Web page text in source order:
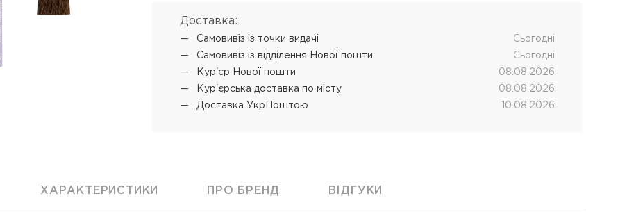
обличчя
L'ANZA Ultimate Treatment
SHOT PRODIGY REPAIR
кератинове відновлення
SHOT BI POWER миттєве
LANZA кислотна завивка
Доставка:
Самовивіз iз точки видачі
Cьогодні
Самовивіз iз відділення Нової пошти
Cьогодні
Кур'єр Нової пошти
08.08.2026
Кур'єрська доставка по місту
08.08.2026
Доставка УкрПоштою
10.08.2026
ХАРАКТЕРИСТИКИ ПРО БРЕНД ВІДГУКИ